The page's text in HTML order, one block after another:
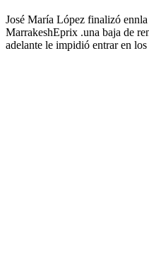
José María López finalizó
MarrakeshEprix .una baja de
adelante le impidió entrar en los